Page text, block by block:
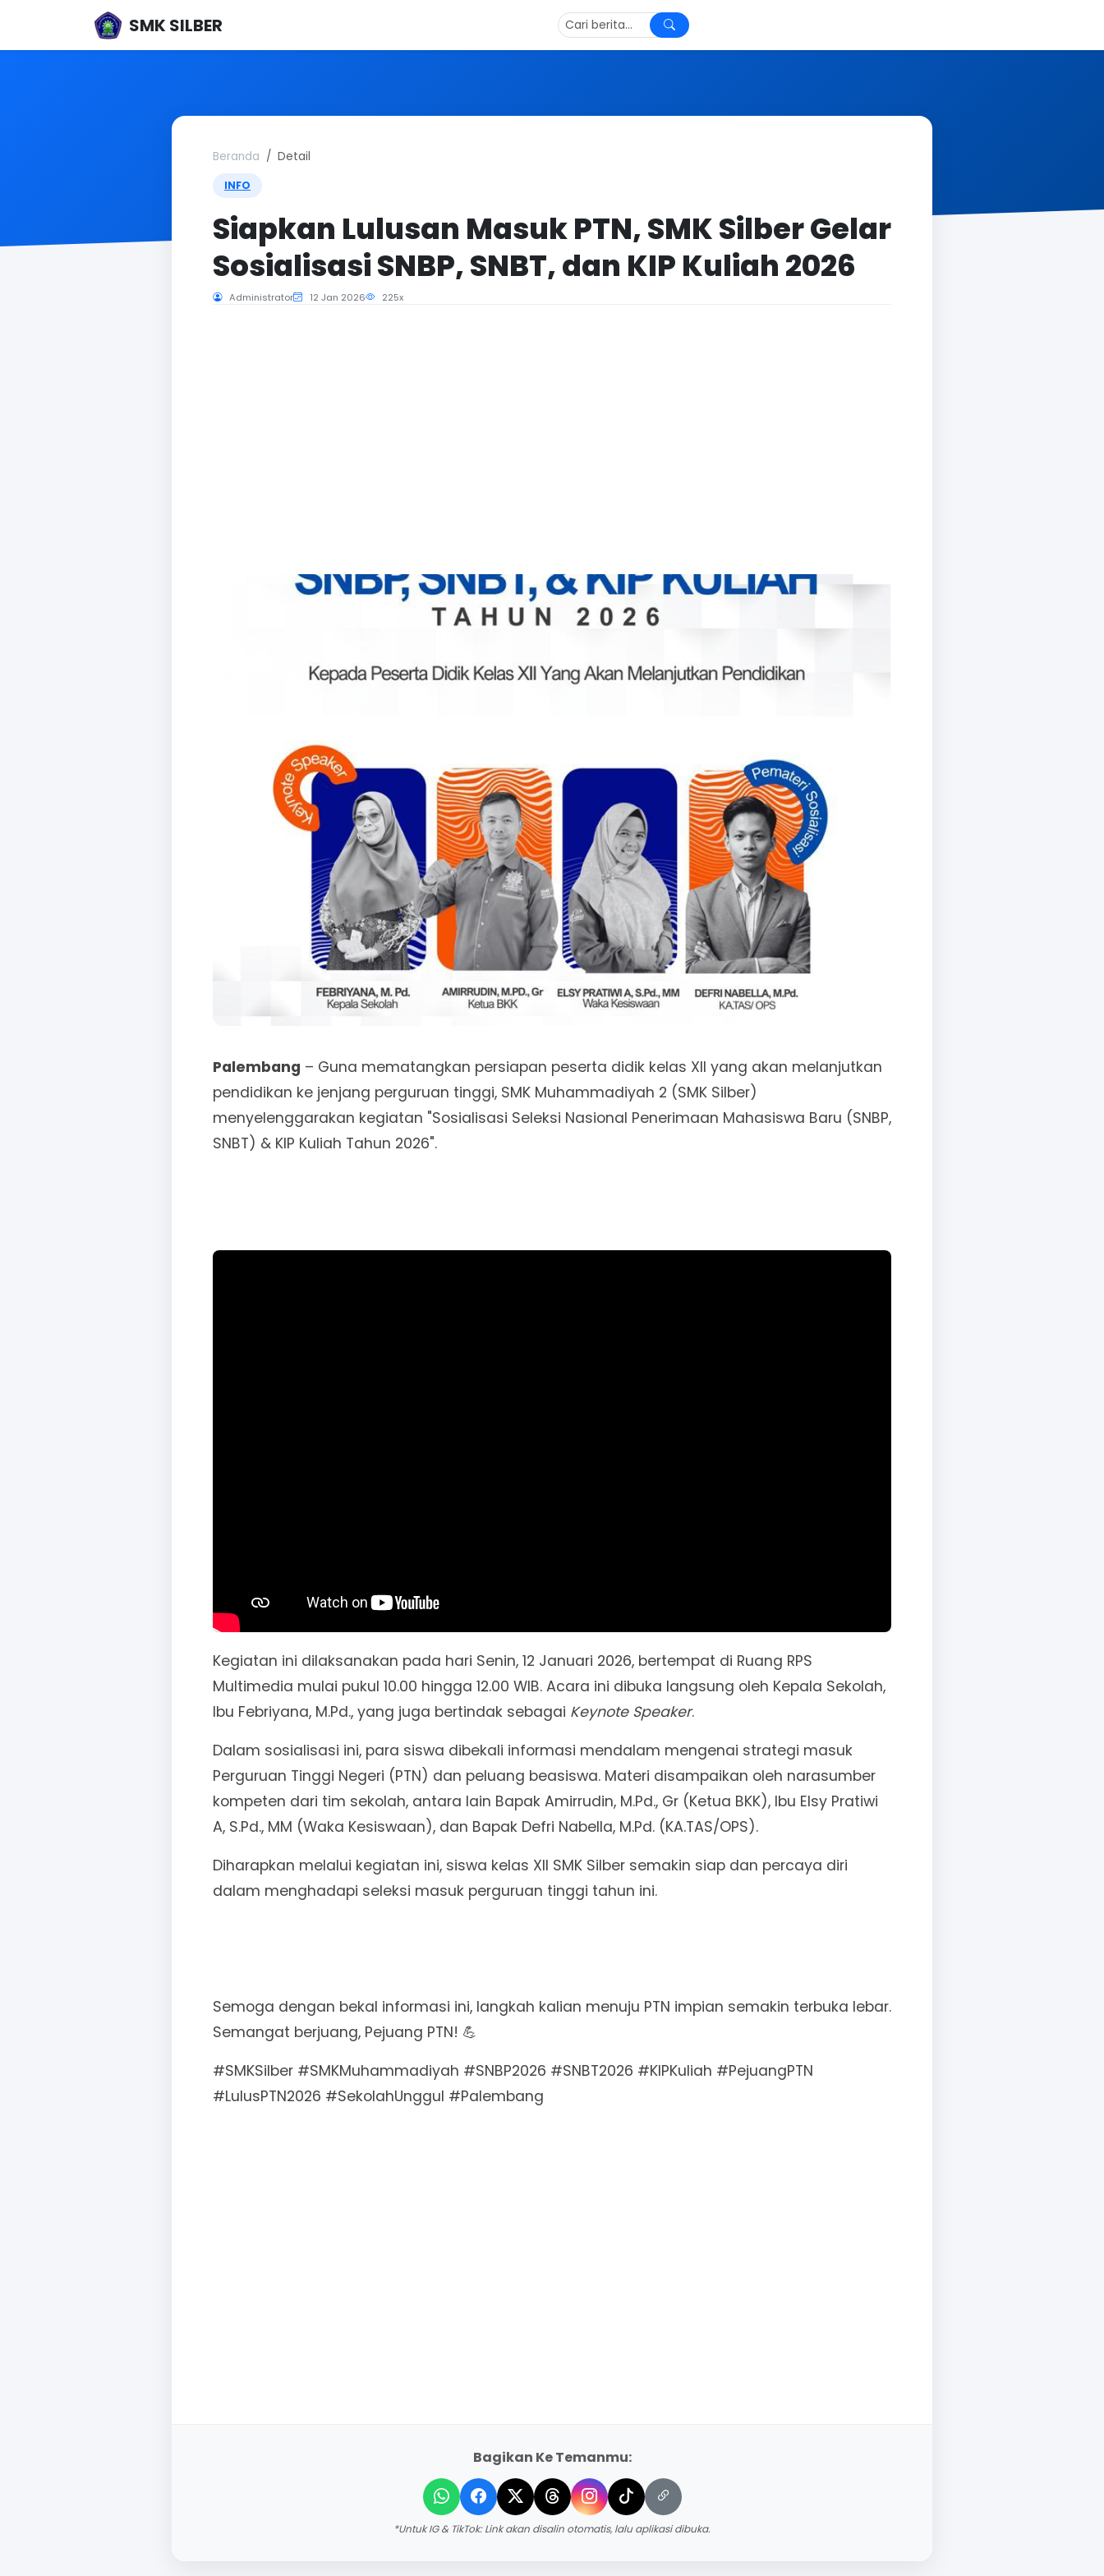
SMK SILBER
Beranda Detail
INFO
Siapkan Lulusan Masuk PTN, SMK Silber Gelar
Sosialisasi SNBP, SNBT, dan KIP Kuliah 2026
Administrator 12 Jan 2026 225x
Palembang – Guna mematangkan persiapan peserta didik kelas XII yang akan melanjutkan
pendidikan ke jenjang perguruan tinggi, SMK Muhammadiyah 2 (SMK Silber)
menyelenggarakan kegiatan "Sosialisasi Seleksi Nasional Penerimaan Mahasiswa Baru (SNBP,
SNBT) & KIP Kuliah Tahun 2026".
Kegiatan ini dilaksanakan pada hari Senin, 12 Januari 2026, bertempat di Ruang RPS
Multimedia mulai pukul 10.00 hingga 12.00 WIB. Acara ini dibuka langsung oleh Kepala Sekolah,
Ibu Febriyana, M.Pd., yang juga bertindak sebagai Keynote Speaker.
Dalam sosialisasi ini, para siswa dibekali informasi mendalam mengenai strategi masuk
Perguruan Tinggi Negeri (PTN) dan peluang beasiswa. Materi disampaikan oleh narasumber
kompeten dari tim sekolah, antara lain Bapak Amirrudin, M.Pd., Gr (Ketua BKK), Ibu Elsy Pratiwi
A, S.Pd., MM (Waka Kesiswaan), dan Bapak Defri Nabella, M.Pd. (KA.TAS/OPS).
Diharapkan melalui kegiatan ini, siswa kelas XII SMK Silber semakin siap dan percaya diri
dalam menghadapi seleksi masuk perguruan tinggi tahun ini.
Semoga dengan bekal informasi ini, langkah kalian menuju PTN impian semakin terbuka lebar.
Semangat berjuang, Pejuang PTN! 💪
#SMKSilber #SMKMuhammadiyah #SNBP2026 #SNBT2026 #KIPKuliah #PejuangPTN
#LulusPTN2026 #SekolahUnggul #Palembang
Bagikan Ke Temanmu:
*Untuk IG & TikTok: Link akan disalin otomatis, lalu aplikasi dibuka.